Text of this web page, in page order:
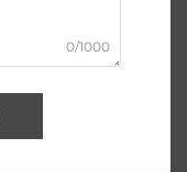
0/1000